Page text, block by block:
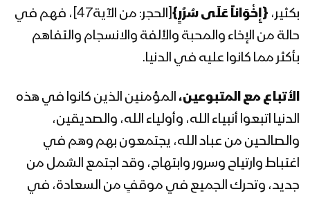
المحاضرة الرمضانية الحادية والعشرون
لقائد الثورة السيد عبدالملك بدرالدين
السيد عبدالملك بدرالدين الحوثي 1441هـ –
ذكرى استشهاد الإمام علي (عليه السلام)
المحاضرة الرمضانية التاسعة عشر لقائد
الثورة السيد عبدالملك بدرالدين الحوثي
1441هـ
بكثير، {إِخْوَاناً عَلَى سُرُرٍ}
[الحجر: من الآية47]، فهم في
حالة من الإخاء والمحبة والألفة والانسجام والتفاهم
بأكثر مما كانوا عليه في الدنيا.
الأتباع مع المتبوعين، المؤمنين الذين كانوا في هذه
الدنيا اتبعوا أنبياء الله، وأولياء الله، والصديقين،
والصالحين من عباد الله، يجتمعون بهم وهم في
اغتباط وارتياح وسرور وابتهاج، وقد اجتمع الشمل من
جديد، وتحرك الجميع في موقفٍ من السعادة، في